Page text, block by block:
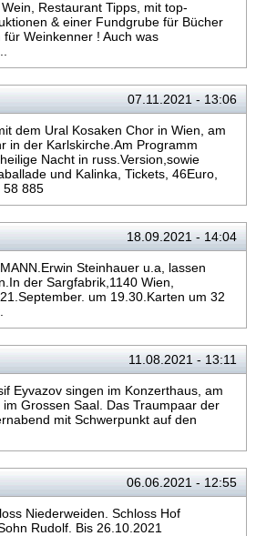
Restaurant Tipps, mit top-
& einer Fundgrube für Bücher
Weinkenner ! Auch was
07.11.2021 - 13:06
dem Ural Kosaken Chor in Wien, am
in der Karlskirche.Am Programm
Nacht in russ.Version,sowie
und Kalinka, Tickets, 46Euro,
58 885
18.09.2021 - 14:04
Steinhauer u.a, lassen
der Sargfabrik,1140 Wien,
um 19.30.Karten um 32
11.08.2021 - 13:11
Eyvazov singen im Konzerthaus, am
Grossen Saal. Das Traumpaar der
mit Schwerpunkt auf den
06.06.2021 - 12:55
Niederweiden. Schloss Hof
Rudolf. Bis 26.10.2021